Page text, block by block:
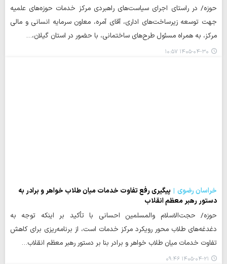
حوزه/ در راستای اجرای سیاست‌های راهبردی مرکز خدمات حوزه‌های علمیه
جهت توسعه زیرساخت‌های اداری، آقای آمره، معاون سرمایه انسانی و مالی
مرکز، به همراه مسئول طرح‌های ساختمانی، با حضور در استان گیلان،…
۱۴۰۵-۰۴-۳۰ ۱۰:۵۷
خراسان رضوی
پیگیری رفع تفاوت خدمات میان طلاب خواهر و برادر به
دستور رهبر معظم انقلاب
حوزه/ حجت‌الاسلام والمسلمین احسانی با تأکید بر اینکه توجه به
دغدغه‌های طلاب محور رویکرد مرکز خدمات است، از برنامه‌ریزی برای کاهش
تفاوت خدمات میان طلاب خواهر و برادر بنا بر دستور رهبر معظم انقلاب…
۱۴۰۵-۰۴-۲۱ ۰۹:۴۶